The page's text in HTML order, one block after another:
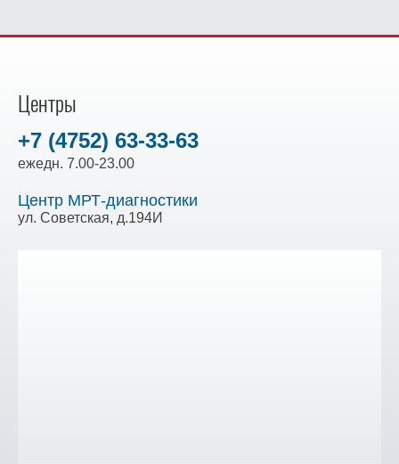
Центры
+7 (4752) 63-33-63
ежедн. 7.00-23.00
Центр МРТ-диагностики
ул. Советская, д.194И